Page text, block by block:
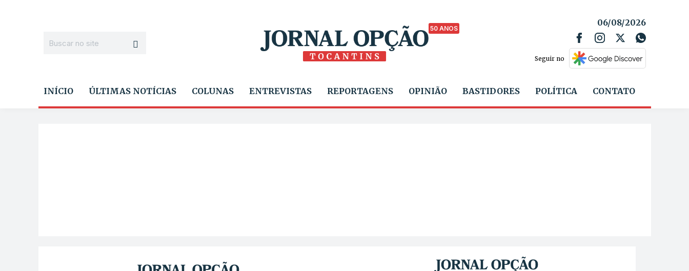
50 ANOS
06/08/2026
Seguir no
INÍCIO ÚLTIMAS NOTÍCIAS COLUNAS ENTREVISTAS REPORTAGENS OPINIÃO BASTIDORES POLÍTICA CONTATO